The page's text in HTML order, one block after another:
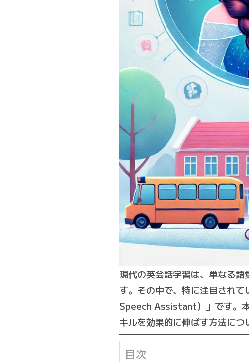
現代の英会話学習は、単なる
す。その中で、特に注目され
Speech Assistant）」です。
キルを効果的に伸ばす方法につ
目次